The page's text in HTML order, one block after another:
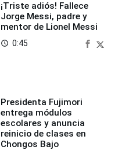
¡Triste adiós! Fallece
Jorge Messi, padre y
mentor de Lionel Messi
access_time 0:45
Presidenta Fujimori
entrega módulos
escolares y anuncia
reinicio de clases en
Chongos Bajo